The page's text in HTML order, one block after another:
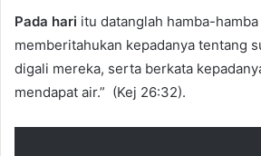
Pada hari itu datanglah hamba-
memberitahukan kepadanya tentang
digali mereka, serta berkata
mendapat air.” (Kej 26:32).